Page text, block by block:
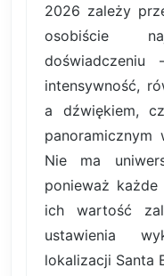
2026 zależy
osobiście
intensywność,
a dźwiękiem,
panoramicznym
Nie ma
ponieważ
ich wartość
ustawienia
lokalizacji Santa